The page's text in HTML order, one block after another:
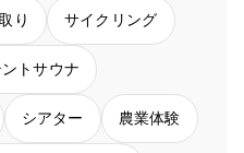
り サイクリング
トサウナ
シアター 農業体験